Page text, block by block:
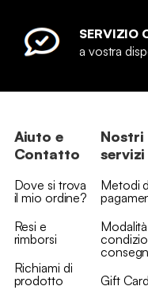
SERVIZIO
a vostra
Aiuto e
Contatto
Dove si trova
il mio ordine?
Resi e
rimborsi
Richiami di
prodotto
Nostri
servizi
Metodi
Gift Card